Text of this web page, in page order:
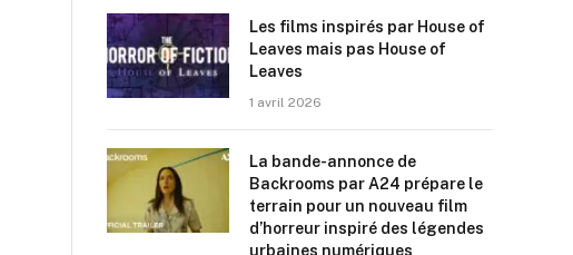
Les films inspirés par House of
Leaves mais pas House of
Leaves
1 avril 2026
La bande-annonce de
Backrooms par A24 prépare le
terrain pour un nouveau film
d’horreur inspiré des légendes
urbaines numériques